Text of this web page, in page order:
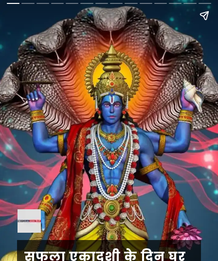
सफला एकादशी के दिन घर